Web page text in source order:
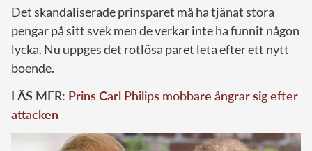
Det skandaliserade prinsparet må ha tjänat stora
pengar på sitt svek men de verkar inte ha funnit någon
lycka. Nu uppges det rotlösa paret leta efter ett nytt
boende.
LÄS MER: Prins Carl Philips mobbare ångrar sig efter
attacken